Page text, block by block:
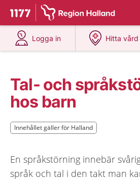
Till startsidan för 1177
Du har valt region Halland
Logga in
på 1177.se
Hitta vård
på
Tal- och
hos barn
Innehållet gäller för Halland
Innehållet gäller för Halland
En språkstörning innebär
språk och tal i den takt man